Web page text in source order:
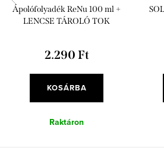
Ápolófolyadék ReNu 100 ml +
LENCSE TÁROLÓ TOK
2.290 Ft
KOSÁRBA
Raktáron